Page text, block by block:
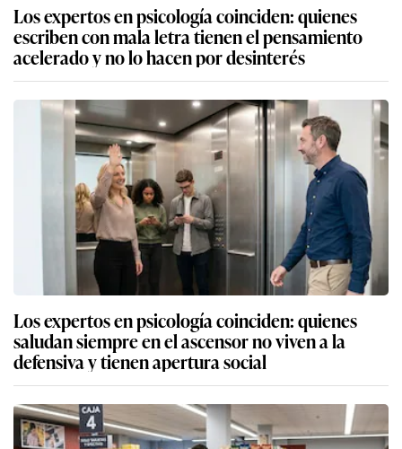
Los expertos en psicología coinciden: quienes
escriben con mala letra tienen el pensamiento
acelerado y no lo hacen por desinterés
Los expertos en psicología coinciden: quienes
saludan siempre en el ascensor no viven a la
defensiva y tienen apertura social